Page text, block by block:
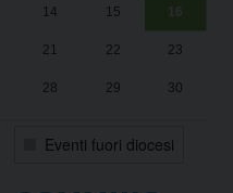
14 15 16
21 22 23
28 29 30
Eventi fuori diocesi